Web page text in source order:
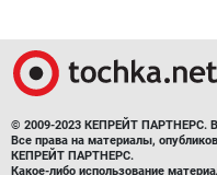
© 2009-2023 КЕПРЕЙТ ПАРТНЕРС.
Все права на материалы,
КЕПРЕЙТ ПАРТНЕРС.
Какое-либо использование